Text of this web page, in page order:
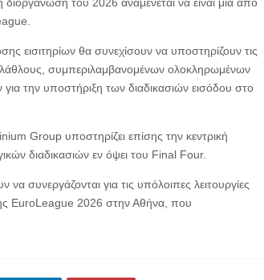
εισιτηρίων θα συνεχίσουν να υποστηρίζουν τις
συμπεριλαμβανομένων ολοκληρωμένων
την υποστήριξη των διαδικασιών εισόδου στο
Group υποστηρίζει επίσης την κεντρική
διαδικασιών εν όψει του Final Four.
συνεργάζονται για τις υπόλοιπες λειτουργίες
EuroLeague 2026 στην Αθήνα, που